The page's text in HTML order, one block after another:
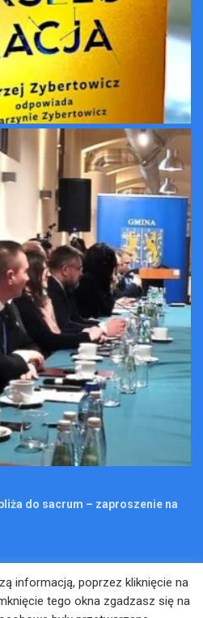
do sacrum – zaproszenie na
informacją, poprzez kliknięcie na
tego okna zgadzasz się na